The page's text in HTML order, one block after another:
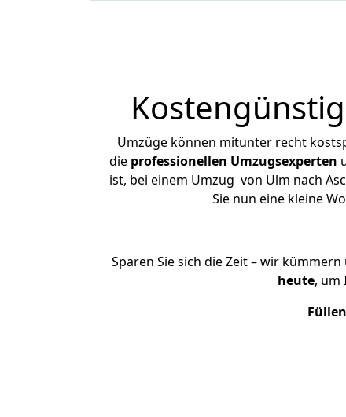
Umzüge können mitunter recht
die professionellen Umzugsexperten
ist, bei einem Umzug von Ulm nach
Sie nun eine kleine
Sparen Sie sich die Zeit – wir
heute, um